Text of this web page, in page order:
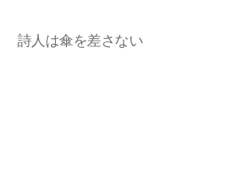
詩人は傘を差さない